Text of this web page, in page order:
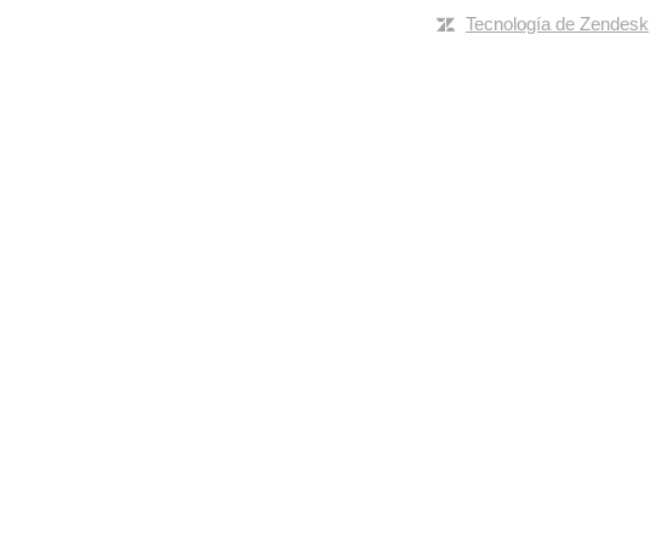
Tecnología de Zendesk